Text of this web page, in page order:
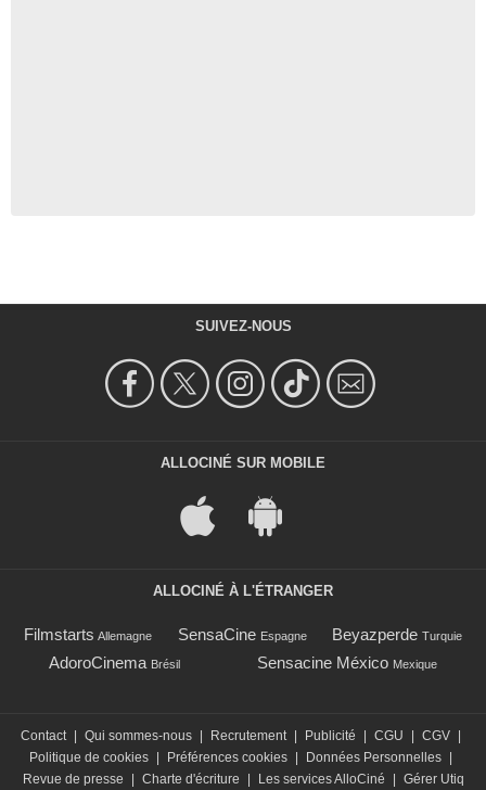
SUIVEZ-NOUS
ALLOCINÉ SUR MOBILE
ALLOCINÉ À L'ÉTRANGER
Filmstarts Allemagne SensaCine Espagne Beyazperde Turquie
AdoroCinema Brésil Sensacine México Mexique
Contact Qui sommes-nous Recrutement Publicité CGU CGV
Politique de cookies
Préférences cookies Données Personnelles
Revue de presse
Charte d'écriture Les services AlloCiné Gérer Utiq